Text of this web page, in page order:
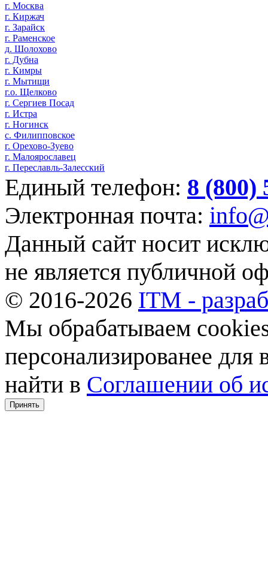
г. Москва
г. Киржач
г. Зарайск
г. Раменское
д. Шолохово
г. Дубна
г. Кимры
г. Мытищи
г.о. Щелково
г. Сергиев Посад
г. Истра
г. Ногинск
с. Филипповское
г. Орехово-Зуево
г. Малоярославец
г. Переславль-Залесский
Единый телефон: 8 (800)
Электронная почта:
Данный сайт носит
не является публичной
© 2016-2026 ITM -
Мы обрабатываем
персонализированее
найти в Соглашении об
Принять